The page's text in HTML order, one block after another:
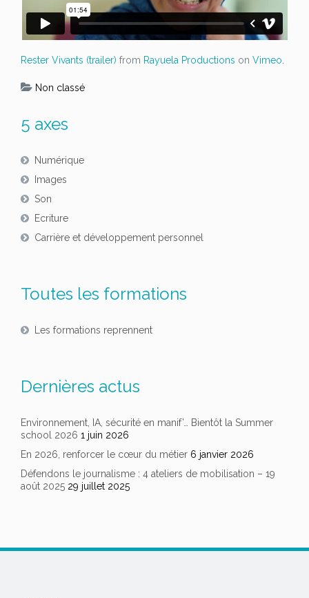
Rester Vivants (trailer) from Rayuela Productions on Vimeo.
Non classé
5 axes
Numérique
Images
Son
Ecriture
Carrière et développement personnel
Toutes les formations
Les formations reprennent
Dernières actus
Environnement, IA, sécurité en manif’… Bientôt la Summer
school 2026 1 juin 2026
En 2026, renforcer le cœur du métier 6 janvier 2026
Défendons le journalisme : 4 ateliers de mobilisation – 19
août 2025 29 juillet 2025